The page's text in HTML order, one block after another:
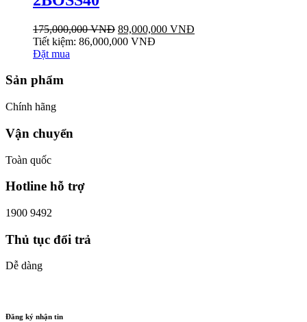
175,000,000VNĐ 89,000,000 VNĐ
Tiết kiệm: 86,000,000 VNĐ
Đặt mua
Sản phẩm
Chính hãng
Vận chuyển
Toàn quốc
Hotline hỗ trợ
1900 9492
Thủ tục đổi trả
Dễ dàng
Đăng ký nhận tin